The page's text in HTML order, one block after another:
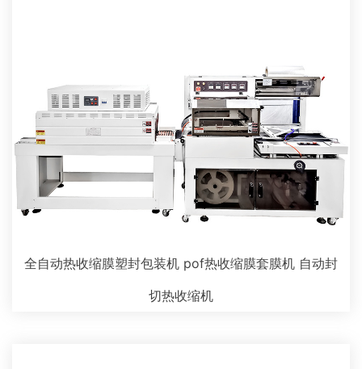
全自动热收缩膜塑封包装机 pof热收缩膜套膜机 自动封
切热收缩机